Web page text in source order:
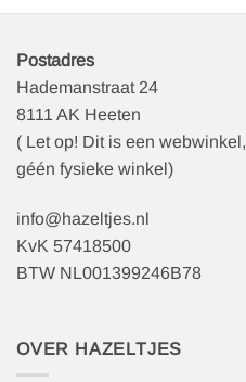
Postadres
Hademanstraat 24
8111 AK Heeten
( Let op! Dit is een webwinkel,
géén fysieke winkel)
info@hazeltjes.nl
KvK 57418500
BTW NL001399246B78
OVER HAZELTJES